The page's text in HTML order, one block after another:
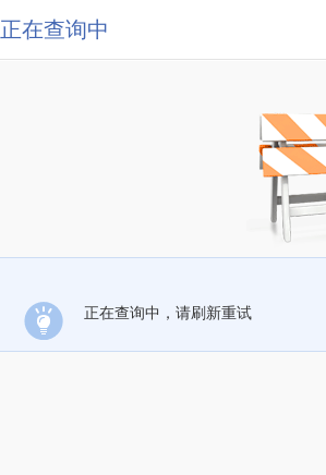
正在查询中
正在查询中，请刷新重试